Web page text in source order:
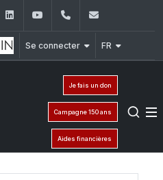
InstagramLinkedInYouTube+961 (1) 421 235
Se connecter FR
Je fais un don
Campagne 150 ans
Aides financières